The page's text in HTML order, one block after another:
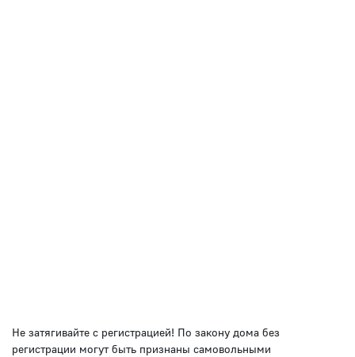
Не затягивайте с регистрацией! По закону дома без
регистрации могут быть признаны самовольными